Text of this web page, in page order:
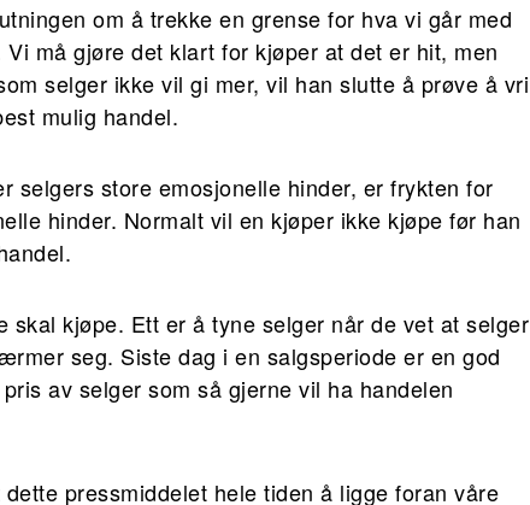
om å trekke en grense for hva vi går med
må gjøre det klart for kjøper at det er hit, men
selger ikke vil gi mer, vil han slutte å prøve å vri
mulig handel.
store emosjonelle hinder, er frykten for
hinder. Normalt vil en kjøper ikke kjøpe før han
kjøpe. Ett er å tyne selger når de vet at selger
seg. Siste dag i en salgsperiode er en god
av selger som så gjerne vil ha handelen
pressmiddelet hele tiden å ligge foran våre